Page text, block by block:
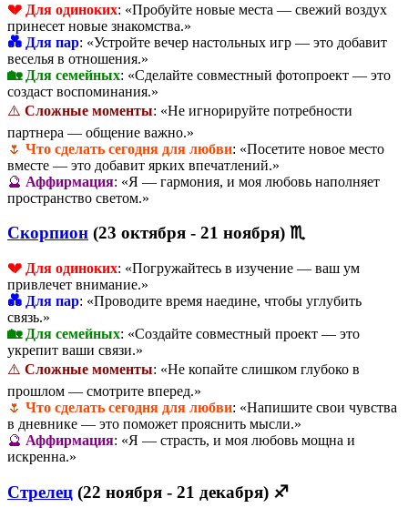
💔 Для одиноких: «Пробуйте новые места — свежий воздух
принесет новые знакомства.»
💑 Для пар: «Устройте вечер настольных игр — это добавит
веселья в отношения.»
🏡 Для семейных: «Сделайте совместный фотопроект — это
создаст воспоминания.»
⚠️ Сложные моменты: «Не игнорируйте потребности
партнера — общение важно.»
🌷 Что сделать сегодня для любви: «Посетите новое место
вместе — это добавит ярких впечатлений.»
🔮 Аффирмация: «Я — гармония, и моя любовь наполняет
пространство светом.»
Скорпион (23 октября - 21 ноября) ♏
💔 Для одиноких: «Погружайтесь в изучение — ваш ум
привлечет внимание.»
💑 Для пар: «Проводите время наедине, чтобы углубить
связь.»
🏡 Для семейных: «Создайте совместный проект — это
укрепит ваши связи.»
⚠️ Сложные моменты: «Не копайте слишком глубоко в
прошлом — смотрите вперед.»
🌷 Что сделать сегодня для любви: «Напишите свои чувства
в дневнике — это поможет прояснить мысли.»
🔮 Аффирмация: «Я — страсть, и моя любовь мощна и
искренна.»
Стрелец (22 ноября - 21 декабря) ♐